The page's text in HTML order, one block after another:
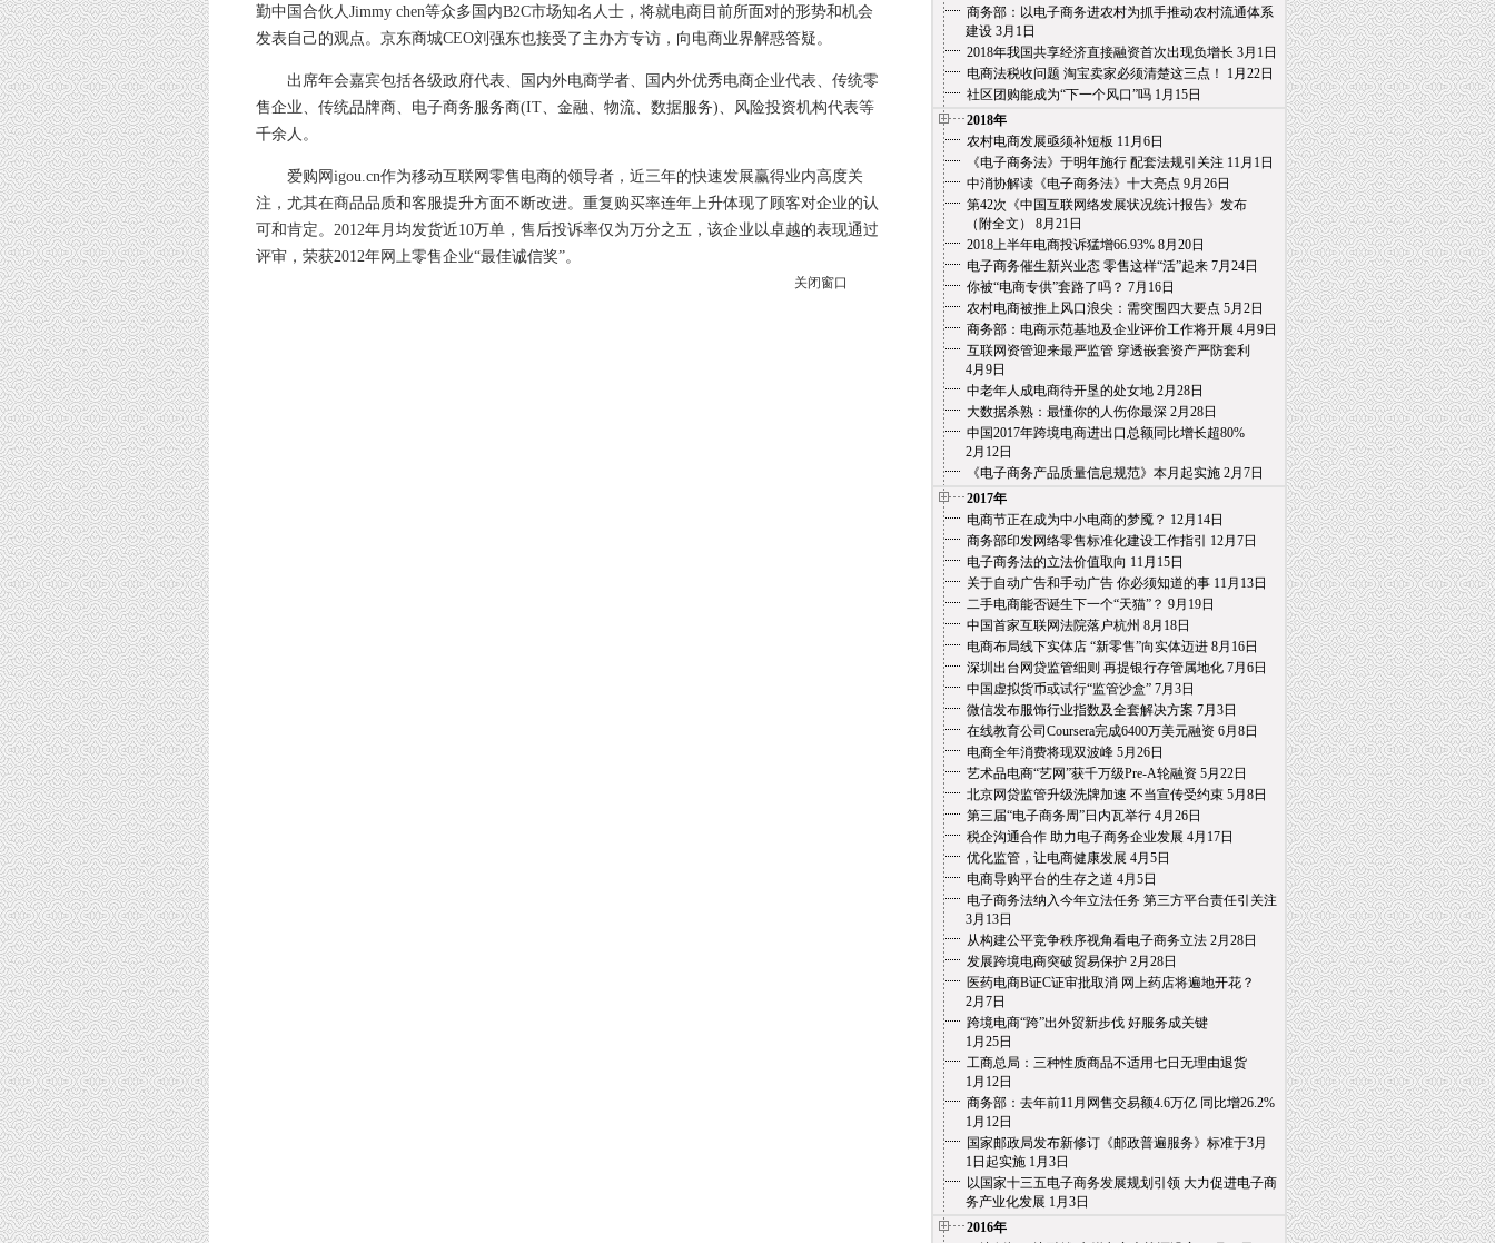
勤中国合伙人Jimmy chen等众多国内B2C市场知名人士，将就电商目前所面对的形势和机会
发表自己的观点。京东商城CEO刘强东也接受了主办方专访，向电商业界解惑答疑。
出席年会嘉宾包括各级政府代表、国内外电商学者、国内外优秀电商企业代表、传统零
售企业、传统品牌商、电子商务服务商(IT、金融、物流、数据服务)、风险投资机构代表等
千余人。
爱购网igou.cn作为移动互联网零售电商的领导者，近三年的快速发展赢得业内高度关
注，尤其在商品品质和客服提升方面不断改进。重复购买率连年上升体现了顾客对企业的认
可和肯定。2012年月均发货近10万单，售后投诉率仅为万分之五，该企业以卓越的表现通过
评审，荣获2012年网上零售企业“最佳诚信奖”。
关闭窗口
商务部：以电子商务进农村为抓手推动农村流通体系
建设 3月1日
2018年我国共享经济直接融资首次出现负增长 3月1日
电商法税收问题 淘宝卖家必须清楚这三点！ 1月22日
社区团购能成为“下一个风口”吗 1月15日
2018年
农村电商发展亟须补短板 11月6日
《电子商务法》于明年施行 配套法规引关注 11月1日
中消协解读《电子商务法》十大亮点 9月26日
第42次《中国互联网络发展状况统计报告》发布
（附全文） 8月21日
2018上半年电商投诉猛增66.93% 8月20日
电子商务催生新兴业态 零售这样“活”起来 7月24日
你被“电商专供”套路了吗？ 7月16日
农村电商被推上风口浪尖：需突围四大要点 5月2日
商务部：电商示范基地及企业评价工作将开展 4月9日
互联网资管迎来最严监管 穿透嵌套资产严防套利
4月9日
中老年人成电商待开垦的处女地 2月28日
大数据杀熟：最懂你的人伤你最深 2月28日
中国2017年跨境电商进出口总额同比增长超80%
2月12日
《电子商务产品质量信息规范》本月起实施 2月7日
2017年
电商节正在成为中小电商的梦魇？ 12月14日
商务部印发网络零售标准化建设工作指引 12月7日
电子商务法的立法价值取向 11月15日
关于自动广告和手动广告 你必须知道的事 11月13日
二手电商能否诞生下一个“天猫”？ 9月19日
中国首家互联网法院落户杭州 8月18日
电商布局线下实体店 “新零售”向实体迈进 8月16日
深圳出台网贷监管细则 再提银行存管属地化 7月6日
中国虚拟货币或试行“监管沙盒” 7月3日
微信发布服饰行业指数及全套解决方案 7月3日
在线教育公司Coursera完成6400万美元融资 6月8日
电商全年消费将现双波峰 5月26日
艺术品电商“艺网”获千万级Pre-A轮融资 5月22日
北京网贷监管升级洗牌加速 不当宣传受约束 5月8日
第三届“电子商务周”日内瓦举行 4月26日
税企沟通合作 助力电子商务企业发展 4月17日
优化监管，让电商健康发展 4月5日
电商导购平台的生存之道 4月5日
电子商务法纳入今年立法任务 第三方平台责任引关注
3月13日
从构建公平竞争秩序视角看电子商务立法 2月28日
发展跨境电商突破贸易保护 2月28日
医药电商B证C证审批取消 网上药店将遍地开花？
2月7日
跨境电商“跨”出外贸新步伐 好服务成关键
1月25日
工商总局：三种性质商品不适用七日无理由退货
1月12日
商务部：去年前11月网售交易额4.6万亿 同比增26.2%
1月12日
国家邮政局发布新修订《邮政普遍服务》标准于3月
1日起实施 1月3日
以国家十三五电子商务发展规划引领 大力促进电子商
务产业化发展 1月3日
2016年